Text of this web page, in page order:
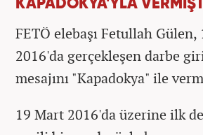
KAPADOKYA'YLA
FETÖ elebaşı Fetullah Gülen,
2016'da gerçekleşen darbe
mesajını "Kapadokya" ile
19 Mart 2016'da üzerine ilk